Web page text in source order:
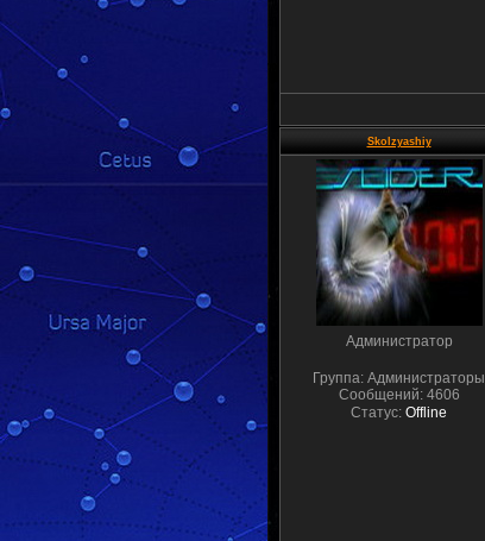
Skolzyashiy
Администратор
Группа: Администраторы
Сообщений: 4606
Статус: Offline